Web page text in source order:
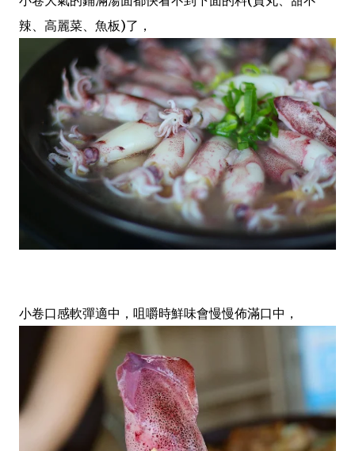
辣、高麗菜、魚板)了，
小卷口感軟彈適中，咀嚼時鮮味會慢慢佈滿口中，